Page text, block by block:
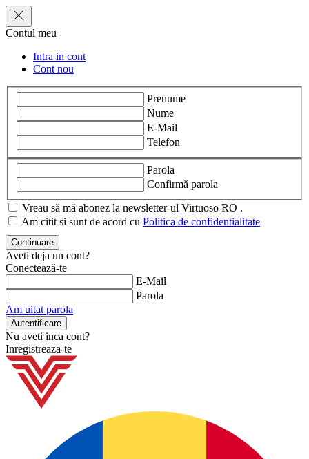
Contul meu
Intra in cont
Cont nou
Prenume
Nume
E-Mail
Telefon
Parola
Confirmă parola
Vreau să mă abonez la newsletter-ul Virtuoso RO .
Am citit si sunt de acord cu Politica de confidentialitate
Aveti deja un cont?
Conectează-te
E-Mail
Parola
Am uitat parola
Nu aveti inca cont?
Inregistreaza-te